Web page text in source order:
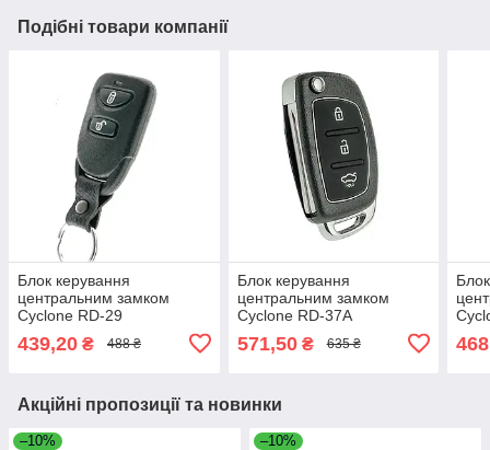
Подібні товари компанії
Блок керування
центральним замком
Cyclone RD-29
439,20 ₴ 488 ₴
Блок керування
центральним замком
Cyclone RD-37A
571,50₴ 635 ₴ 468
Акційні пропозиції та новинки
–10% –10%